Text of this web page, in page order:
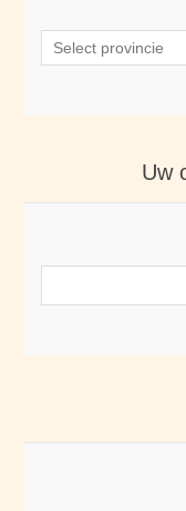
Uw